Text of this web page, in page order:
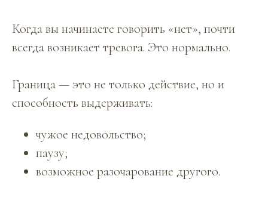
Когда вы начинаете говорить «нет», почти
всегда возникает тревога. Это нормально.
Граница — это не только действие, но и
способность выдерживать:
чужое недовольство;
паузу;
возможное разочарование другого.